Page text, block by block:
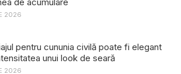
2026
pentru cununia civilă poate fi elegant
unui look de seară
2026